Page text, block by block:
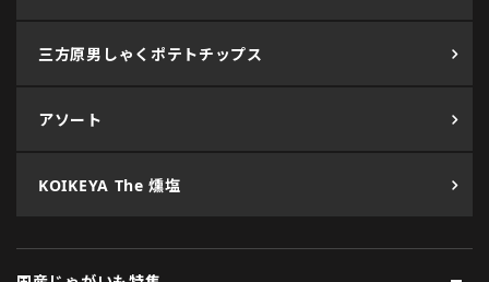
三方原男しゃくポテトチップス
アソート
KOIKEYA The 燻塩